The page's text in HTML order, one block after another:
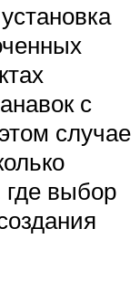
с
случае
выбор